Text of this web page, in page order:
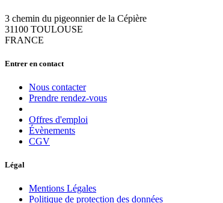
3 chemin du pigeonnier de la Cépière
31100 TOULOUSE
FRANCE
Entrer en contact
Nous contacter
Prendre rendez-vous
Offres d'emploi
Évènements
CGV
Légal
Mentions Légales
Politique de protection des données